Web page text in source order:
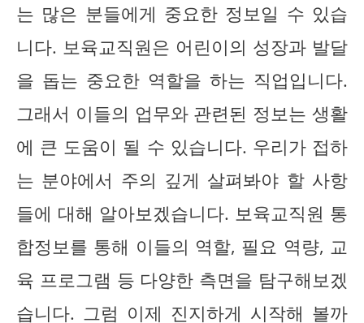
는 많은 분들에게 중요한 정보일 수 있습
니다. 보육교직원은 어린이의 성장과 발달
을 돕는 중요한 역할을 하는 직업입니다.
그래서 이들의 업무와 관련된 정보는 생활
에 큰 도움이 될 수 있습니다. 우리가 접하
는 분야에서 주의 깊게 살펴봐야 할 사항
들에 대해 알아보겠습니다. 보육교직원 통
합정보를 통해 이들의 역할, 필요 역량, 교
육 프로그램 등 다양한 측면을 탐구해보겠
습니다. 그럼 이제 진지하게 시작해 볼까